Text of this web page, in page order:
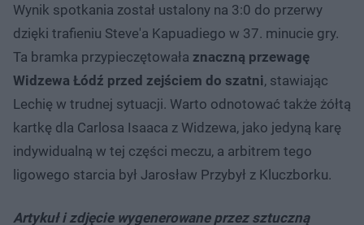
Wynik spotkania został ustalony na 3:0 do przerwy
dzięki trafieniu Steve'a Kapuadiego w 37. minucie gry.
Ta bramka przypieczętowała znaczną przewagę
Widzewa Łódź przed zejściem do szatni, stawiając
Lechię w trudnej sytuacji. Warto odnotować także żółtą
kartkę dla Carlosa Isaaca z Widzewa, jako jedyną karę
indywidualną w tej części meczu, a arbitrem tego
ligowego starcia był Jarosław Przybył z Kluczborku.
Artykuł i zdjęcie wygenerowane przez sztuczną